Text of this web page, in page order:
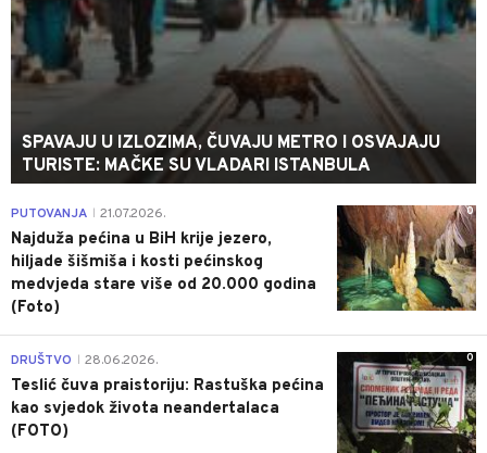
SPAVAJU U IZLOZIMA, ČUVAJU METRO I OSVAJAJU
TURISTE: MAČKE SU VLADARI ISTANBULA
0
PUTOVANJA 21.07.2026.
Najduža pećina u BiH krije jezero,
hiljade šišmiša i kosti pećinskog
medvjeda stare više od 20.000 godina
(Foto)
0
DRUŠTVO 28.06.2026.
Teslić čuva praistoriju: Rastuška pećina
kao svjedok života neandertalaca
(FOTO)